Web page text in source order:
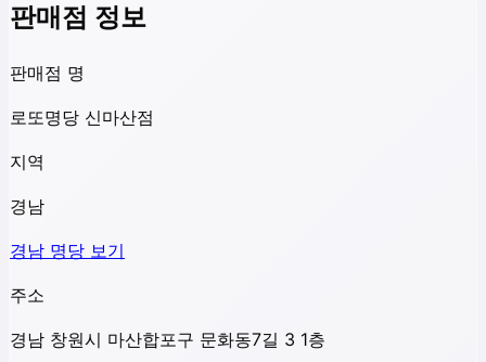
판매점 정보
판매점 명
로또명당 신마산점
지역
경남
경남 명당 보기
주소
경남 창원시 마산합포구 문화동7길 3 1층